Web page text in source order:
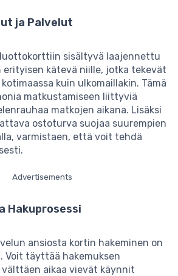
ja Palvelut
sisältyvä laajennettu
erityisen kätevä niille, jotka tekevät
kuin ulkomaillakin. Tämä
matkustamiseen liittyviä
matkojen aikana. Lisäksi
ostoturva suojaa suurempien
varmistaen, että voit tehdä
Advertisements
Hakuprosessi
ansiosta kortin hakeminen on
Voit täyttää hakemuksen
aikaa vievät käynnit